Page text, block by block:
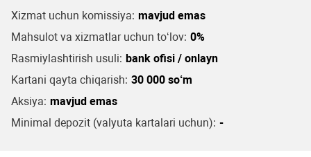
Xizmat uchun komissiya: mavjud emas
Mahsulot va xizmatlar uchun to‘lov: 0%
Rasmiylashtirish usuli: bank ofisi / onlayn
Kartani qayta chiqarish: 30 000 so‘m
Aksiya: mavjud emas
Minimal depozit (valyuta kartalari uchun): -